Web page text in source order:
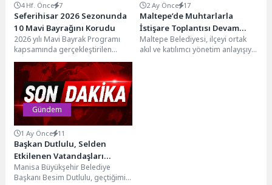
4 Hf. Önce 7
Seferihisar 2026 Sezonunda
10 Mavi Bayrağını Korudu
2026 yılı Mavi Bayrak Programı
kapsamında gerçekleştirilen
denetimlerin ardından Seferihisar,
bu sezonda da 10 Mavi...
2 Ay Önce 17
Maltepe’de Muhtarlarla
İstişare Toplantısı Devam
Ediyor
Maltepe Belediyesi, ilçeyi ortak
akıl ve katılımcı yönetim anlayışıyla
Gündem
1 Ay Önce 11
Başkan Dutlulu, Selden
Etkilenen Vatandaşları
Ziyaret Etti
Manisa Büyükşehir Belediye
Başkanı Besim Dutlulu, geçtiğimiz